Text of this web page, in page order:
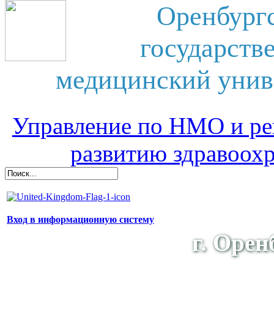
медицинский
Управление по НМО и
развитию
Вход в информационную систему
г.